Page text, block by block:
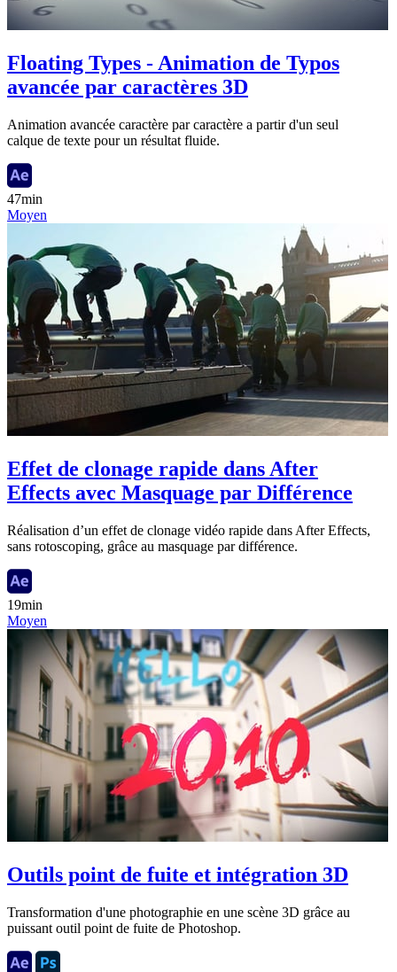
Floating Types - Animation de Typos
avancée par caractères 3D
Animation avancée caractère par caractère a partir d'un seul
calque de texte pour un résultat fluide.
47min
Moyen
Effet de clonage rapide dans After
Effects avec Masquage par Différence
Réalisation d’un effet de clonage vidéo rapide dans After Effects,
sans rotoscoping, grâce au masquage par différence.
19min
Moyen
Outils point de fuite et intégration 3D
Transformation d'une photographie en une scène 3D grâce au
puissant outil point de fuite de Photoshop.